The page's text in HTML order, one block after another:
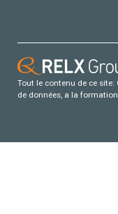
Tout le contenu de ce
de données, a la